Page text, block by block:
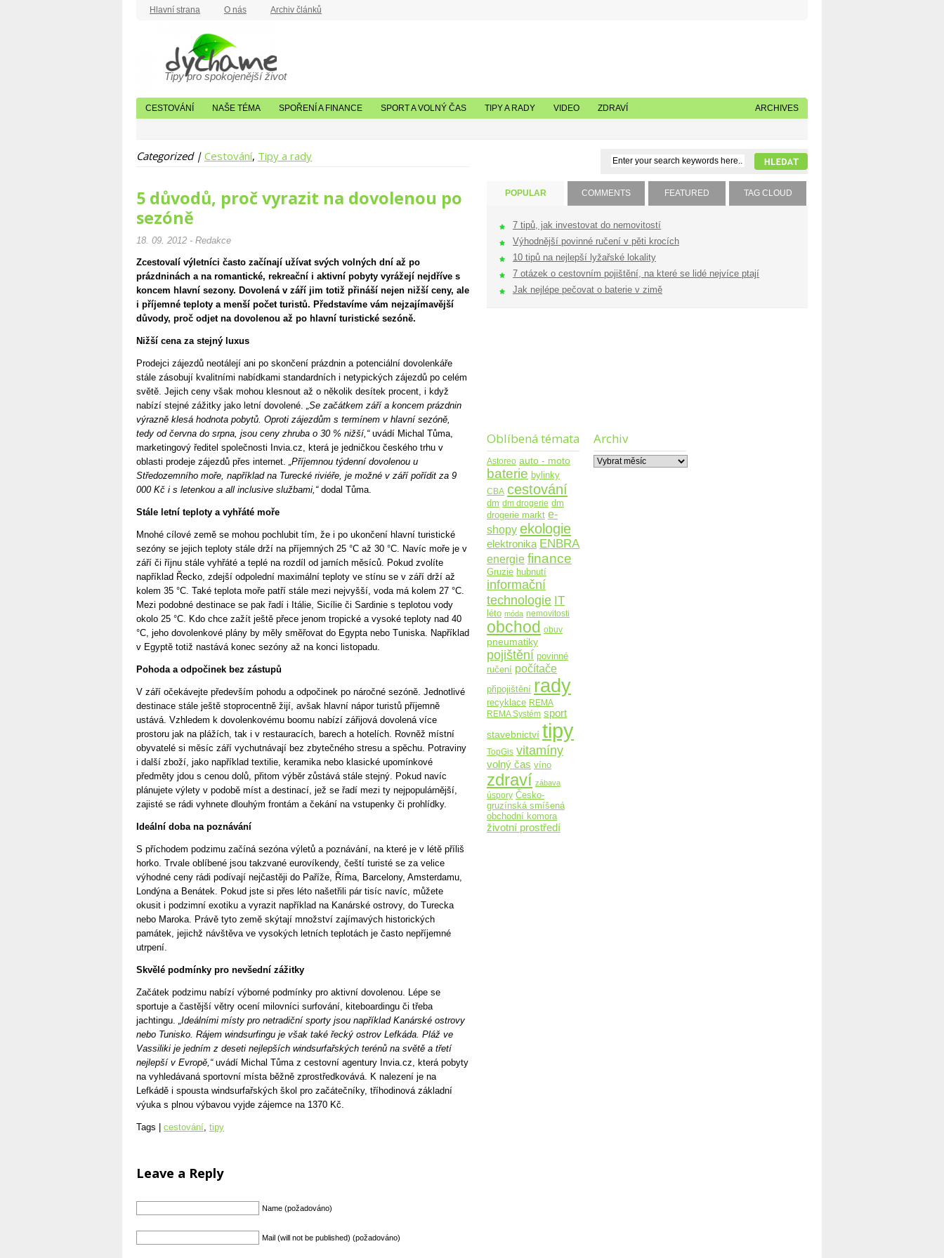
Hlavní strana O nás Archiv článků
Tipy pro spokojenější život
CESTOVÁNÍ NAŠE TÉMA SPOŘENÍ A FINANCE SPORT A VOLNÝ ČAS TIPY A RADY VIDEO ZDRAVÍ ARCHIVES
Categorized | Cestování, Tipy a rady
5 důvodů, proč vyrazit na dovolenou po
sezóně
18. 09. 2012 - Redakce
Zcestovalí výletníci často začínají užívat svých volných dní až po
prázdninách a na romantické, rekreační i aktivní pobyty vyrážejí nejdříve s
koncem hlavní sezony. Dovolená v září jim totiž přináší nejen nižší ceny, ale
i příjemné teploty a menší počet turistů. Představíme vám nejzajímavější
důvody, proč odjet na dovolenou až po hlavní turistické sezóně.
Nižší cena za stejný luxus
Prodejci zájezdů neotálejí ani po skončení prázdnin a potenciální dovolenkáře
stále zásobují kvalitními nabídkami standardních i netypických zájezdů po celém
světě. Jejich ceny však mohou klesnout až o několik desítek procent, i když
nabízí stejné zážitky jako letní dovolené. „Se začátkem září a koncem prázdnin
výrazně klesá hodnota pobytů. Oproti zájezdům s termínem v hlavní sezóně,
tedy od června do srpna, jsou ceny zhruba o 30 % nižší,“uvádí Michal Tůma,
marketingový ředitel společnosti Invia.cz, která je jedničkou českého trhu v
oblasti prodeje zájezdů přes internet. „Příjemnou týdenní dovolenou u
Středozemního moře, například na Turecké riviéře, je možné v září pořídit za 9
000 Kč i s letenkou a all inclusive službami,“dodal Tůma.
Stále letní teploty a vyhřáté moře
Mnohé cílové země se mohou pochlubit tím, že i po ukončení hlavní turistické
sezóny se jejich teploty stále drží na příjemných 25 °C až 30 °C. Navíc moře je v
září či říjnu stále vyhřáté a teplé na rozdíl od jarních měsíců. Pokud zvolíte
například Řecko, zdejší odpolední maximální teploty ve stínu se v září drží až
kolem 35 °C. Také teplota moře patří stále mezi nejvyšší, voda má kolem 27 °C.
Mezi podobné destinace se pak řadí i Itálie, Sicílie či Sardinie s teplotou vody
okolo 25 °C. Kdo chce zažít ještě přece jenom tropické a vysoké teploty nad 40
°C, jeho dovolenkové plány by měly směřovat do Egypta nebo Tuniska. Například
v Egyptě totiž nastává konec sezóny až na konci listopadu.
Pohoda a odpočinek bez zástupů
V září očekávejte především pohodu a odpočinek po náročné sezóně. Jednotlivé
destinace stále ještě stoprocentně žijí, avšak hlavní nápor turistů příjemně
ustává. Vzhledem k dovolenkovému boomu nabízí zářijová dovolená více
prostoru jak na plážích, tak i v restauracích, barech a hotelích. Rovněž místní
obyvatelé si měsíc září vychutnávají bez zbytečného stresu a spěchu. Potraviny
i další zboží, jako například textilie, keramika nebo klasické upomínkové
předměty jdou s cenou dolů, přitom výběr zůstává stále stejný. Pokud navíc
plánujete výlety v podobě míst a destinací, jež se řadí mezi ty nejpopulárnější,
zajisté se rádi vyhnete dlouhým frontám a čekání na vstupenky či prohlídky.
Ideální doba na poznávání
S příchodem podzimu začíná sezóna výletů a poznávání, na které je v létě příliš
horko. Trvale oblíbené jsou takzvané eurovíkendy, čeští turisté se za velice
výhodné ceny rádi podívají nejčastěji do Paříže, Říma, Barcelony, Amsterdamu,
Londýna a Benátek. Pokud jste si přes léto našetřili pár tisíc navíc, můžete
okusit i podzimní exotiku a vyrazit například na Kanárské ostrovy, do Turecka
nebo Maroka. Právě tyto země skýtají množství zajímavých historických
památek, jejichž návštěva ve vysokých letních teplotách je často nepříjemné
utrpení.
Skvělé podmínky pro nevšední zážitky
Začátek podzimu nabízí výborné podmínky pro aktivní dovolenou. Lépe se
sportuje a častější větry ocení milovníci surfování, kiteboardingu či třeba
jachtingu. „Ideálními místy pro netradiční sporty jsou například Kanárské ostrovy
nebo Tunisko. Rájem windsurfingu je však také řecký ostrov Lefkáda. Pláž ve
Vassiliki je jedním z deseti nejlepších windsurfařských terénů na světě a třetí
nejlepší v Evropě,“uvádí Michal Tůma z cestovní agentury Invia.cz, která pobyty
na vyhledávaná sportovní místa běžně zprostředkovává. K nalezení je na
Lefkádě i spousta windsurfařských škol pro začátečníky, tříhodinová základní
výuka s plnou výbavou vyjde zájemce na 1370 Kč.
Tags | cestování, tipy
Leave a Reply
Name (požadováno)
Mail (will not be published) (požadováno)
POPULAR COMMENTS FEATURED TAG CLOUD
7 tipů, jak investovat do nemovitostí
Výhodnější povinné ručení v pěti krocích
10 tipů na nejlepší lyžařské lokality
7 otázek o cestovním pojištění, na které se lidé nejvíce ptají
Jak nejlépe pečovat o baterie v zimě
Oblíbená témata
Astoreo auto - moto
baterie bylinky
CBA cestování
dm dm drogerie dm
drogerie markt e-
shopy ekologie
elektronika ENBRA
energie finance
Gruzie hubnutí
informační
technologie IT
léto móda nemovitosti
obchod obuv
pneumatiky
pojištění povinné
ručení počítače
připojištění rady
recyklace REMA
REMA Systém sport
stavebnictví tipy
TopGis vitamíny
volný čas víno
zdraví zábava
úspory Česko-
gruzínská smíšená
obchodní komora
životní prostředí
Archiv
Archiv